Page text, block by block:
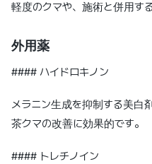
軽度のクマや、施術と併用す
外用薬
#### ハイドロキノン
メラニン生成を抑制する美白剤
茶クマの改善に効果的です。
#### トレチノイン